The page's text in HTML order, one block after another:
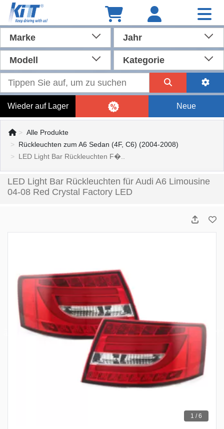
Marke Jahr
Modell Kategorie
Wieder auf Lager Neue
Alle Produkte
Rückleuchten zum A6 Sedan (4F, C6) (2004-2008)
LED Light Bar Rückleuchten F�..
LED Light Bar Rückleuchten für Audi A6 Limousine
04-08 Red Crystal Factory LED
1 / 6